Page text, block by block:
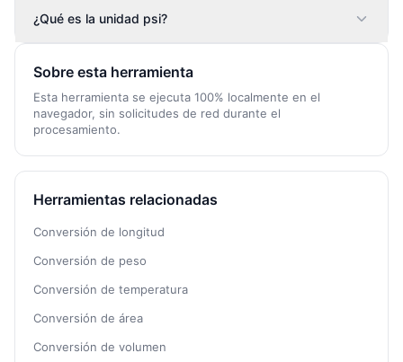
¿Qué es la unidad psi?
Sobre esta herramienta
Esta herramienta se ejecuta 100% localmente en el
navegador, sin solicitudes de red durante el
procesamiento.
Herramientas relacionadas
Conversión de longitud
Conversión de peso
Conversión de temperatura
Conversión de área
Conversión de volumen